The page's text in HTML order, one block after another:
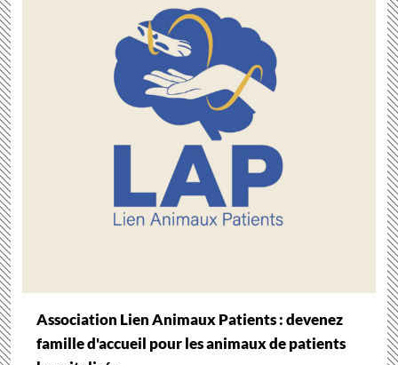
Association Lien Animaux Patients : devenez
famille d'accueil pour les animaux de patients